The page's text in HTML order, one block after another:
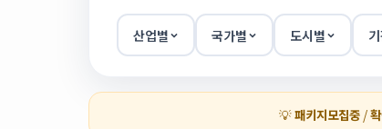
산업별 국가별 도시별
💡패키지모집중/